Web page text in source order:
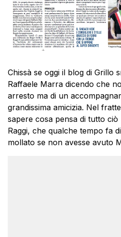
Chissà se oggi il blog di Grillo
Raffaele Marra dicendo che
arresto ma di un
grandissima amicizia. Nel
sapere cosa pensa di tutto ciò
Raggi, che qualche tempo fa
mollato se non avesse avuto